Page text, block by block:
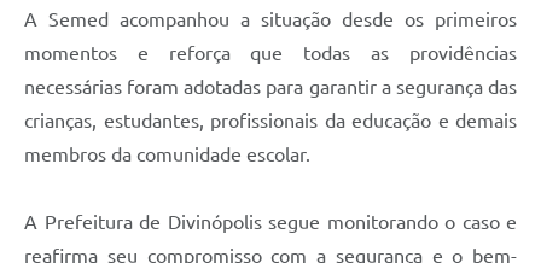
A Semed acompanhou a situação desde os primeiros
momentos e reforça que todas as providências
necessárias foram adotadas para garantir a segurança das
crianças, estudantes, profissionais da educação e demais
membros da comunidade escolar.
A Prefeitura de Divinópolis segue monitorando o caso e
reafirma seu compromisso com a segurança e o bem-